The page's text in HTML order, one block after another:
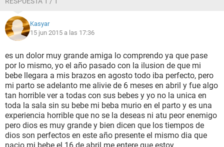
resigno que perdi a mi bb
esta es mi experiencia espero que me puedan ayudar
Kasyar
15 jun 2015 a las 17:36
es un dolor muy grande amiga lo comprendo ya que pase
por lo mismo, yo el año pasado con la ilusion de que mi
bebe llegara a mis brazos en agosto todo iba perfecto, pero
mi parto se adelanto me alivie de 6 meses en abril y fue algo
tan horrible ver a todas con sus bebes y yo no la unica en
toda la sala sin su bebe mi beba murio en el parto y es una
experiencia horrible que no se la deseas ni atu peor enemigo
pero dios es muy grande y bien dicen que los tiempos de
dios son perfectos en este año presente el mismo dia que